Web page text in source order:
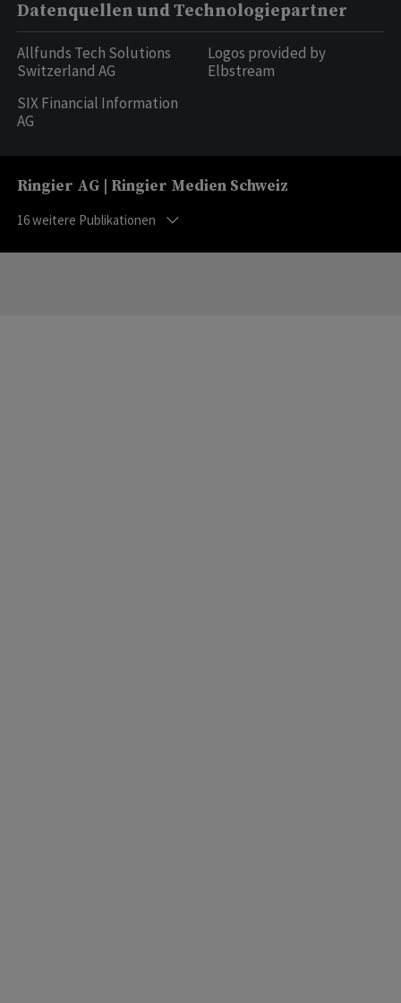
Datenquellen und Technologiepartner
Allfunds Tech Solutions
Switzerland AG
SIX Financial Information
AG
Logos provided by
Elbstream
Ringier AG | Ringier Medien Schweiz
16weitere Publikationen